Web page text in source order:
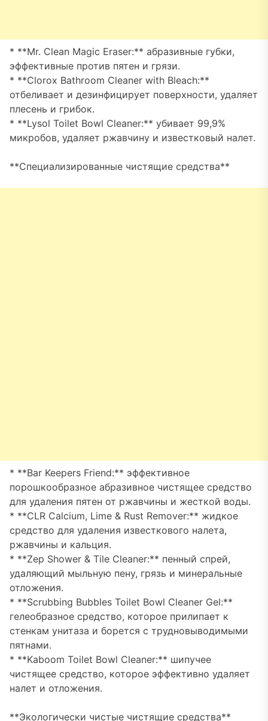
* **Mr. Clean Magic Eraser:** абразивные губки,
эффективные против пятен и грязи.
* **Clorox Bathroom Cleaner with Bleach:**
отбеливает и дезинфицирует поверхности, удаляет
плесень и грибок.
* **Lysol Toilet Bowl Cleaner:** убивает 99,9%
микробов, удаляет ржавчину и известковый налет.
**Специализированные чистящие средства**
* **Bar Keepers Friend:** эффективное
порошкообразное абразивное чистящее средство
для удаления пятен от ржавчины и жесткой воды.
* **CLR Calcium, Lime & Rust Remover:** жидкое
средство для удаления известкового налета,
ржавчины и кальция.
* **Zep Shower & Tile Cleaner:** пенный спрей,
удаляющий мыльную пену, грязь и минеральные
отложения.
* **Scrubbing Bubbles Toilet Bowl Cleaner Gel:**
гелеобразное средство, которое прилипает к
стенкам унитаза и борется с трудновыводимыми
пятнами.
* **Kaboom Toilet Bowl Cleaner:** шипучее
чистящее средство, которое эффективно удаляет
налет и отложения.
**Экологически чистые чистящие средства**